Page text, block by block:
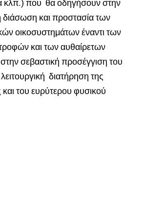
κλπ.) που θα οδηγήσουν στην
διάσωση και προστασία των
οικοσυστημάτων έναντι των
και των αυθαίρετων
σεβαστική προσέγγιση του
διατήρηση της
και του ευρύτερου φυσικού